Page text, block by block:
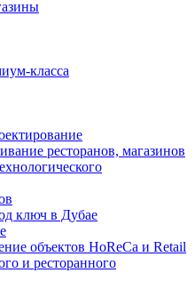
класса
ресторанов, магазинов
ключ в Дубае
объектов HoReCa и Retail
и ресторанного